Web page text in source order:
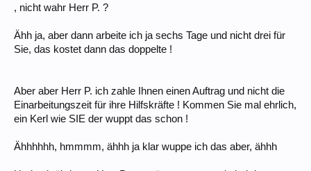
, nicht wahr Herr P. ?
Ähh ja, aber dann arbeite ich ja sechs Tage und nicht drei für
Sie, das kostet dann das doppelte !
Aber aber Herr P. ich zahle Ihnen einen Auftrag und nicht die
Einarbeitungszeit für ihre Hilfskräfte ! Kommen Sie mal ehrlich,
ein Kerl wie SIE der wuppt das schon !
Ähhhhhh, hmmmm, ähhh ja klar wuppe ich das aber, ähhh